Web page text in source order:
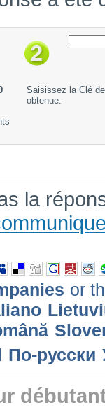
Saisissez la Clé
obtenue.
la
or
По-русски